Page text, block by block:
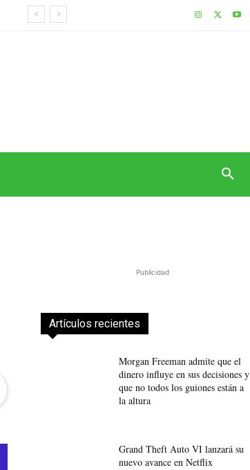
Publicidad
Artículos recientes
Morgan Freeman admite que el
dinero influye en sus decisiones y
que no todos los guiones están a
la altura
Grand Theft Auto VI lanzará su
nuevo avance en Netflix